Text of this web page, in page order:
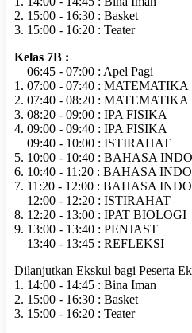
2. 15:00 - 16:30 : Basket
3. 15:00 - 16:20 : Teater
Kelas 7B :
06:45 - 07:00 : Apel Pagi
1. 07:00 - 07:40 : MATEMATIKA
2. 07:40 - 08:20 : MATEMATIKA
3. 08:20 - 09:00 : IPA FISIKA
4. 09:00 - 09:40 : IPA FISIKA
09:40 - 10:00 : ISTIRAHAT
5. 10:00 - 10:40 : BAHASA
6. 10:40 - 11:20 : BAHASA
7. 11:20 - 12:00 : BAHASA
12:00 - 12:20 : ISTIRAHAT
8. 12:20 - 13:00 : IPAT BIOLOGI
9. 13:00 - 13:40 : PENJAST
13:40 - 13:45 : REFLEKSI
Dilanjutkan Ekskul bagi Peserta
1. 14:00 - 14:45 : Bina Iman
2. 15:00 - 16:30 : Basket
3. 15:00 - 16:20 : Teater